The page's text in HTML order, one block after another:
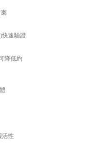
快速驗證
降低約
活性